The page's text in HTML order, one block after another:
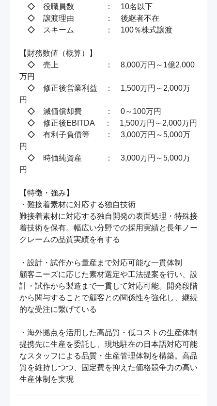
◇　役職員数　　　　：　10名以下
◇　譲渡理由　　　　：　後継者不在
◇　スキーム　　　　：　100％株式譲渡
【財務数値（概算）】
◇　売上　　　　　　：　8,000万円～1億2,000
万円
◇　修正後営業利益　：　1,500万円～2,000万
円
◇　減価償却費　　　：　0～100万円
◇　修正後EBITDA　 ：　1,500万円～2,000万円
◇　有利子負債等　　：　3,000万円～5,000万
円
◇　時価純資産　　　：　3,000万円～5,000万
円
【特徴・強み】
・難接着素材に対応する独自技術
難接着素材に対応する独自開発の表面処理・特殊接
着技術を保有。幅広い分野での採用実績と長年ノー
クレームの品質実績を有する
・設計・試作から量産まで対応可能な一貫体制
顧客ニーズに応じた素材選定や工法提案を行い、設
計・試作から製造まで一貫して対応可能。開発段階
から関与することで顧客との関係性を強化し、継続
的な受注に繋げている
・海外拠点を活用した高品質・低コストの生産体制
提携先に生産を委託し、現地駐在の日本語対応可能
なスタッフによる品質・生産管理体制を構築。高品
質を維持しつつ、固定費を抑えた価格競争力の高い
生産体制を実現